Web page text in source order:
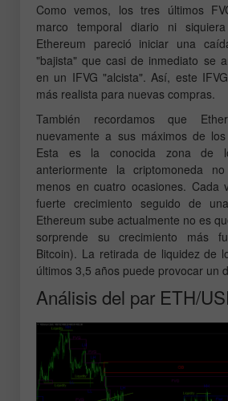
Como vemos, los tres últimos
marco temporal diario ni
Ethereum pareció iniciar una
"bajista" que casi de inmediato se
en un IFVG "alcista". Así, este
más realista para nuevas compras.
También recordamos que
nuevamente a sus máximos de
Esta es la conocida zona de
anteriormente la criptomoneda
menos en cuatro ocasiones. Cada
fuerte crecimiento seguido de
Ethereum sube actualmente no es
sorprende su crecimiento más
Bitcoin). La retirada de liquidez de
últimos 3,5 años puede provocar un
Análisis del par ETH/